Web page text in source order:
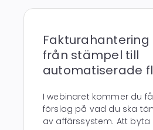
Fakturahantering
från stämpel till
automatiserade
I webinaret kommer du
förslag på vad du ska
av affärssystem. Att